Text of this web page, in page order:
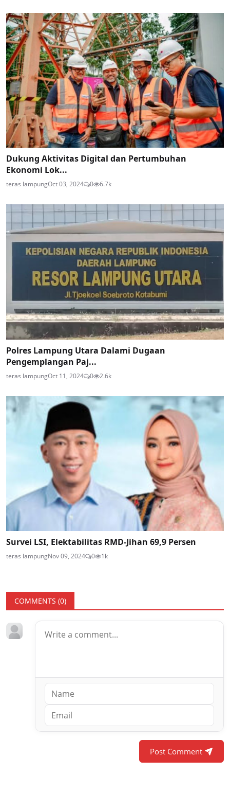
Dukung Aktivitas Digital dan Pertumbuhan
Ekonomi Lok...
teras lampungOct 03, 2024 0 6.7k
Polres Lampung Utara Dalami Dugaan
Pengemplangan Paj...
teras lampungOct 11, 2024 0 2.6k
Survei LSI, Elektabilitas RMD-Jihan 69,9 Persen
teras lampungNov 09, 2024 0 1k
COMMENTS (0)
Post Comment